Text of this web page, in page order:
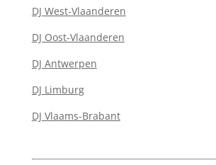
DJ West-Vlaanderen
DJ Oost-Vlaanderen
DJ Antwerpen
DJ Limburg
DJ Vlaams-Brabant